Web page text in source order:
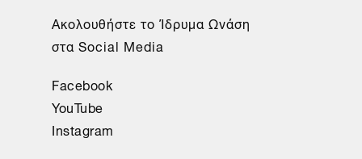
Aκολουθήστε το Ίδρυμα Ωνάση
στα Social Media
Facebook
YouTube
Instagram